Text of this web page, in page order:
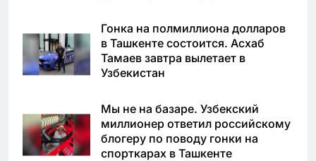
Гонка на полмиллиона долларов
в Ташкенте состоится. Асхаб
Тамаев завтра вылетает в
Узбекистан
Мы не на базаре. Узбекский
миллионер ответил российскому
блогеру по поводу гонки на
спорткарах в Ташкенте